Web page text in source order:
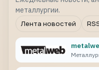
металлургии.
Лента новостей